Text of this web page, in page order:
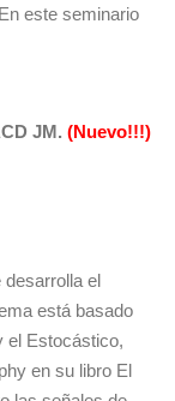
este seminario
JM. (Nuevo!!!)
el
está basado
el Estocástico,
en su libro El